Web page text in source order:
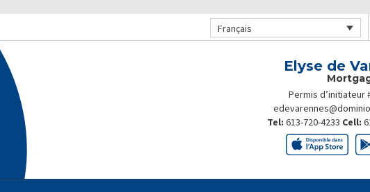
Français
Elyse de
Permis d’initiateur
Tel: 613-720-4233 Cell: